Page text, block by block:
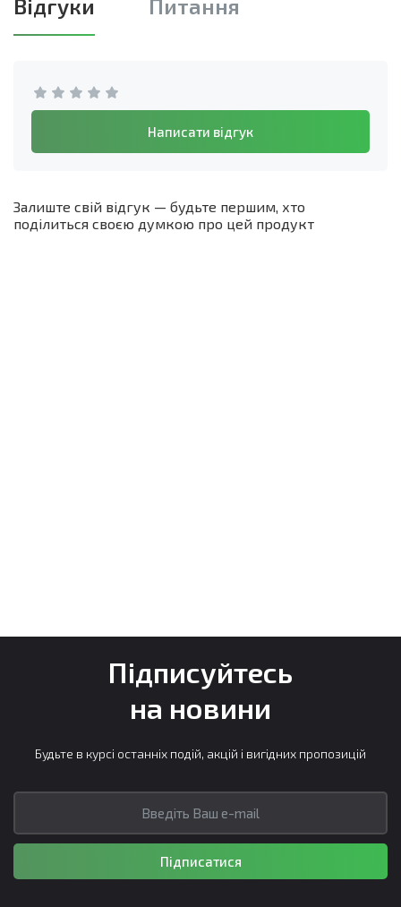
Відгуки Питання
Написати відгук
Залиште свій відгук — будьте першим, хто
поділиться своєю думкою про цей продукт
Підписуйтесь
на новини
Будьте в курсі останніх подій, акцій і вигідних пропозицій
Підписатися